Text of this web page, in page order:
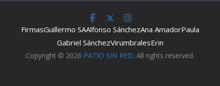
FirmasGuillermo SAAlfonso SánchezAna AmadorPaula
Gabriel SánchezVirumbralesErin
Copyright © 2026 PATIO SIN RED. All rights reserved.